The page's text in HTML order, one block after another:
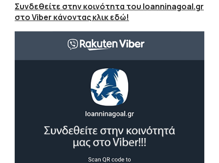
Συνδεθείτε στην κοινότητα του Ioanninagoal.gr
στο Viber κάνοντας κλικ εδώ!